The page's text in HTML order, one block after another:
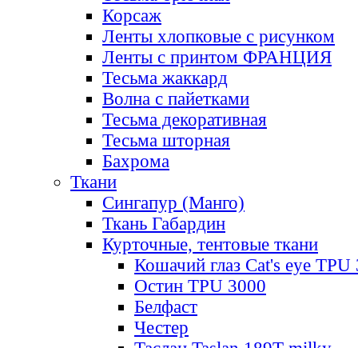
Корсаж
Ленты хлопковые с рисунком
Ленты с принтом ФРАНЦИЯ
Тесьма жаккард
Волна с пайетками
Тесьма декоративная
Тесьма шторная
Бахрома
Ткани
Сингапур (Манго)
Ткань Габардин
Курточные, тентовые ткани
Кошачий глаз Cat's eye TPU
Остин TPU 3000
Белфаст
Честер